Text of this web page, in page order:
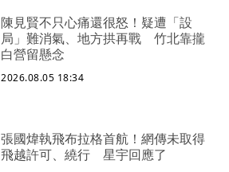
陳見賢不只心痛還很怒！疑遭「設
局」難消氣、地方拱再戰 竹北靠攏
白營留懸念
2026.08.05 18:34
張國煒執飛布拉格首航！網傳未取得
飛越許可、繞行 星宇回應了